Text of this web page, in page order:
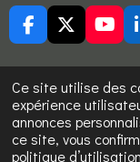
Ce site utilise des
expérience
annonces
ce site, vous
politique
F
a
c
e
b
o
o
k
X
Y
o
u
T
u
b
e
https://
© 2022 - 2026